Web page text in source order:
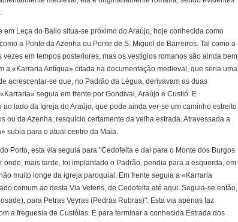
Leça do Balio situa-se próximo do Araújo, hoje conhecida como
a Ponte da Azenha ou Ponte de S. Miguel de Barreiros. Tal como a
em tempos posteriores, mas os vestígios romanos são ainda bem
a «Karraria Antíqua» citada na documentação medieval, que seria uma
acrescentar-se que, no Padrão da Légua, derivavam as duas
seguia em frente por Gondivai, Araújo e Custió. E
lado da Igreja do Araújo, que pode ainda ver-se um caminho estreito
ou da Azenha, resquício certamente da velha estrada. Atravessada a
subia para o atual centro da Maia.
Porto, esta via seguia para "Cedofeita e daí para o Monte dos Burgos
mais tarde, foi implantado o Padrão, pendia para a esquerda, em
muito longe da igreja paroquial. Em frente seguia a «Karraria
comum ao desta Via Veteris, de Cedofeita até aqui. Seguia-se então,
para Petras Veyras (Pedras Rubras)". Esta via apenas faz
a freguesia de Custóias. E para terminar a conhecida Estrada dos